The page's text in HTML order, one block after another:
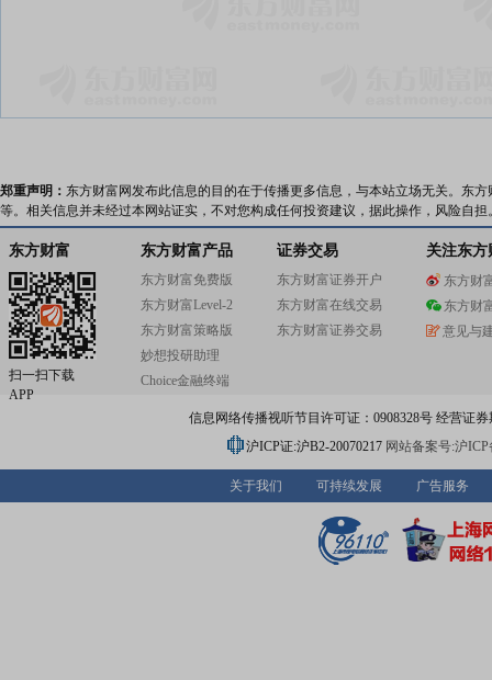
郑重声明： 东方财富网发布此信息的目的在于传播更多信息，与本站立场无关。东
等。相关信息并未经过本网站证实，不对您构成任何投资建议，据此操作，风险自担